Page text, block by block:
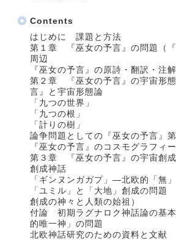
Contents
はじめに 課題と方法
第１章 『巫女の予言』の問題（
周辺
『巫女の予言』の原詩・翻訳・注解
第２章 『巫女の予言』の宇宙形
言』と宇宙形態論
「九つの世界」
「九つの根」
「計りの樹」
論争問題としての『巫女の予言』
『巫女の予言』のコスモグラフィ
第３章 『巫女の予言』の宇宙創
創成神話
「ギンヌンガガプ」―北欧的「無
「ユミル」と「大地」創成の問題
創成の神々と人類の始祖）
付論 初期ラグナロク神話論の基
的唯一神」の問題
北欧神話研究のための資料と文献